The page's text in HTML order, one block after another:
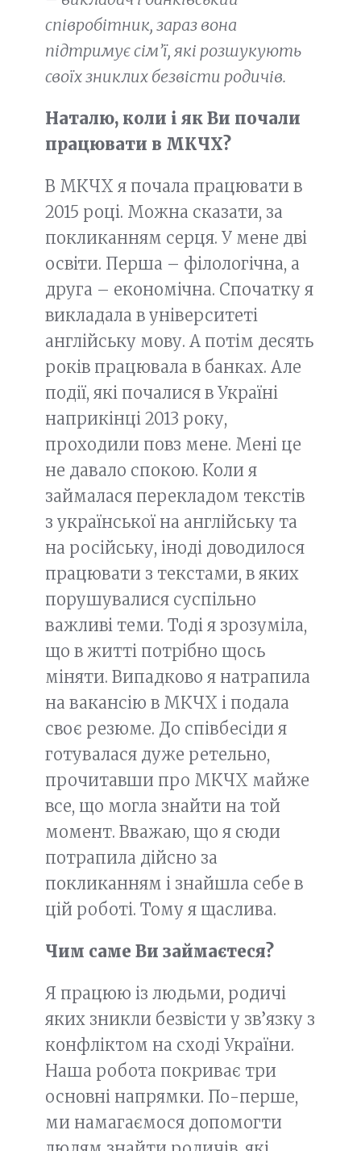
співробітник, зараз вона
підтримує сім’ї, які розшукують
своїх зниклих безвісти родичів.
Наталю, коли і як Ви почали
працювати в МКЧХ?
В МКЧХ я почала працювати в
2015 році. Можна сказати, за
покликанням серця. У мене дві
освіти. Перша – філологічна, а
друга – економічна. Спочатку я
викладала в університеті
англійську мову. А потім десять
років працювала в банках. Але
події, які почалися в Україні
наприкінці 2013 року,
проходили повз мене. Мені це
не давало спокою. Коли я
займалася перекладом текстів
з української на англійську та
на російську, іноді доводилося
працювати з текстами, в яких
порушувалися суспільно
важливі теми. Тоді я зрозуміла,
що в житті потрібно щось
міняти. Випадково я натрапила
на вакансію в МКЧХ і подала
своє резюме. До співбесіди я
готувалася дуже ретельно,
прочитавши про МКЧХ майже
все, що могла знайти на той
момент. Вважаю, що я сюди
потрапила дійсно за
покликанням і знайшла себе в
цій роботі. Тому я щаслива.
Чим саме Ви займаєтеся?
Я працюю із людьми, родичі
яких зникли безвісти у зв’язку з
конфліктом на сході України.
Наша робота покриває три
основні напрямки. По-перше,
ми намагаємося допомогти